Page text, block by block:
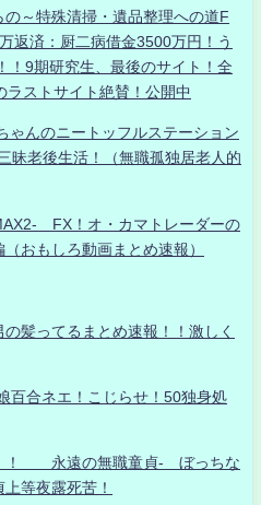
～特殊清掃・遺品整理への道F
返済：厨二病借金3500万円！う
！9期研究生、最後のサイト！全
ストサイト絶賛！公開中
ゃんのニートッフルステーション
昧老後生活！（無職孤独居老人的
FX！オ・カマトレーダーの
おもしろ動画まとめ速報）
髪ってるまとめ速報！！激しく
百合ネエ！こじらせ！50独身処
！！ 永遠の無職童貞- ぼっちな
等夜露死苦！